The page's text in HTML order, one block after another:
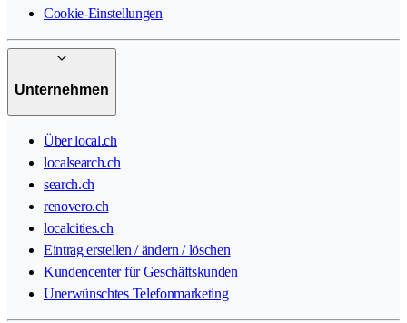
Cookie-Einstellungen
Unternehmen
Über local.ch
localsearch.ch
search.ch
renovero.ch
localcities.ch
Eintrag erstellen / ändern / löschen
Kundencenter für Geschäftskunden
Unerwünschtes Telefonmarketing